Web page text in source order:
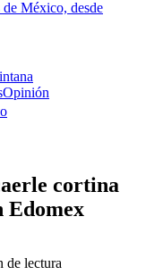
México, desde
Opinión
cortina
Edomex
de lectura